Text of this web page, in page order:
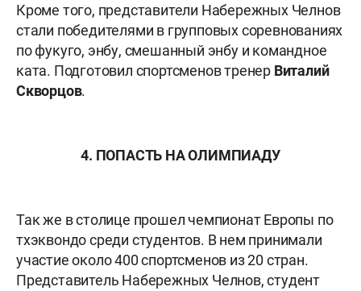
Кроме того, представители Набережных Челнов
стали победителями в групповых соревнованиях
по фукуго, энбу, смешанный энбу и командное
ката. Подготовил спортсменов тренер Виталий
Скворцов.
4. ПОПАСТЬ НА ОЛИМПИАДУ
Так же в столице прошел чемпионат Европы по
тхэквондо среди студентов. В нем принимали
участие около 400 спортсменов из 20 стран.
Представитель Набережных Челнов, студент